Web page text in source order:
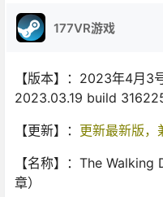
177VR游戏
【版本】：2023年4月3
2023.03.19 build
【更新】： 更新最新版，
【名称】：The
章）